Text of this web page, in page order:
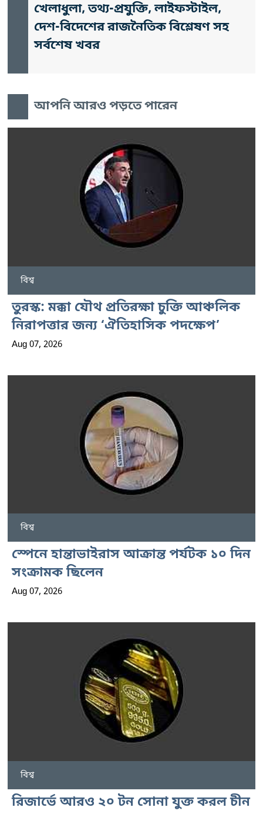
খেলাধুলা, তথ্য-প্রযুক্তি, লাইফস্টাইল,
দেশ-বিদেশের রাজনৈতিক বিশ্লেষণ সহ
সর্বশেষ খবর
আপনি আরও পড়তে পারেন
বিশ্ব
তুরস্ক: মক্কা যৌথ প্রতিরক্ষা চুক্তি আঞ্চলিক
নিরাপত্তার জন্য ‘ঐতিহাসিক পদক্ষেপ’
Aug 07, 2026
বিশ্ব
স্পেনে হান্তাভাইরাস আক্রান্ত পর্যটক ১০ দিন
সংক্রামক ছিলেন
Aug 07, 2026
বিশ্ব
রিজার্ভে আরও ২০ টন সোনা যুক্ত করল চীন